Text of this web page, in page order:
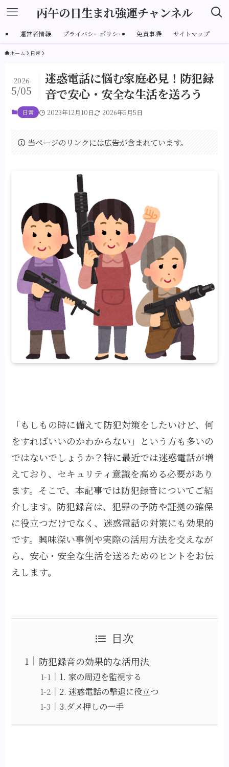
丙午の日生まれ強運チャンネル
運営者情報 プライバシーポリシー 免責事項 サイトマップ
ホーム 日常
迷惑電話に悩む家庭必見！防犯録
音で安心・安全な生活を送ろう
2026
5/05
日常 2023年12月10日 2026年5月5日
当ページのリンクには広告が含まれています。
「もしもの時に備えて防犯対策をしたいけど、何
をすればいいのかわからない」
という方も多いの
ではないでしょうか？特に最近では迷惑電話が増
えており、セキュリティ意識を高める必要があり
ます。そこで、本記事では防犯録音についてご紹
介します。防犯録音は、犯罪の予防や証拠の確保
に役立つだけでなく、迷惑電話の対策にも効果的
です。興味深い事例や実際の活用方法を交えなが
ら、安心・安全な生活を送るためのヒントをお伝
えします。
目次
防犯録音の効果的な活用法
1. 家の周辺を監視する
2. 迷惑電話の撃退に役立つ
3.ダメ押しの一手